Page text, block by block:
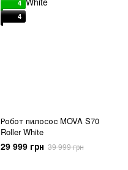
4
4
Робот пилосос MOVA S70
Roller White
29 999 грн 39 999 грн